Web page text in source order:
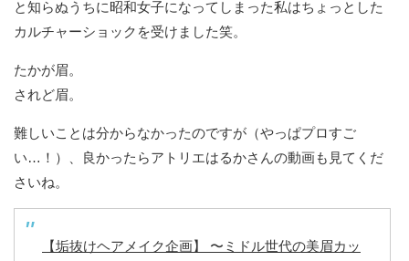
と知らぬうちに昭和女子になってしまった私はちょっとした
カルチャーショックを受けました笑。
たかが眉。
されど眉。
難しいことは分からなかったのですが（やっぱプロすご
い…！）、良かったらアトリエはるかさんの動画も見てくだ
さいね。
【垢抜けヘアメイク企画】 〜ミドル世代の美眉カッ